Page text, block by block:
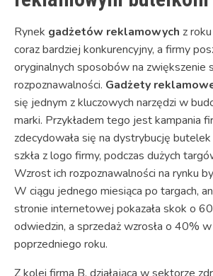
Rynek gadżetów reklamowych z
coraz bardziej konkurencyjny, a firmy
oryginalnych sposobów na zwiększenie
rozpoznawalności. Gadżety
się jednym z kluczowych narzędzi w
marki. Przykładem tego jest kampania
zdecydowała się na dystrybucję
szkła z logo firmy, podczas dużych
Wzrost ich rozpoznawalności na rynku
W ciągu jednego miesiąca po targach,
stronie internetowej pokazała skok o
odwiedzin, a sprzedaż wzrosła o 40%
poprzedniego roku.